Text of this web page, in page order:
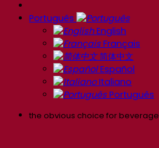
Português
English
Français
简体中文
Español
Italiano
Português
the obvious choice for beverage